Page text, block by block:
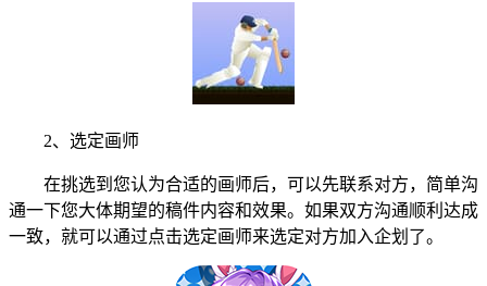
2、选定画师
在挑选到您认为合适的画师后，可以先联系对方，简单沟
通一下您大体期望的稿件内容和效果。如果双方沟通顺利达成
一致，就可以通过点击选定画师来选定对方加入企划了。